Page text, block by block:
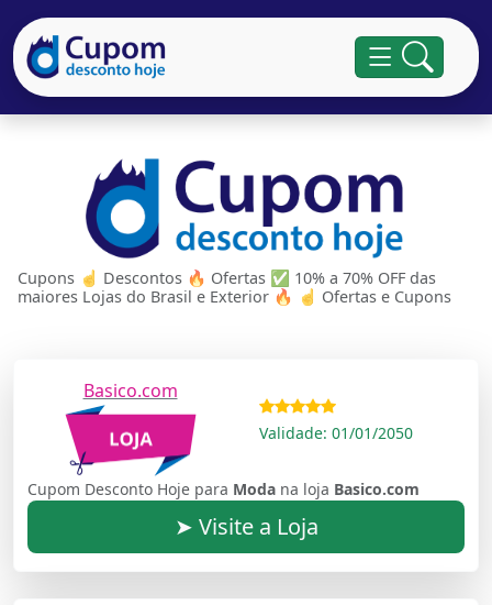
Cupons ☝ Descontos 🔥 Ofertas ✅ 10% a 70% OFF das
maiores Lojas do Brasil e Exterior 🔥 ☝ Ofertas e Cupons
Basico.com
Validade: 01/01/2050
Cupom Desconto Hoje para Moda na loja Basico.com
➤ Visite a Loja